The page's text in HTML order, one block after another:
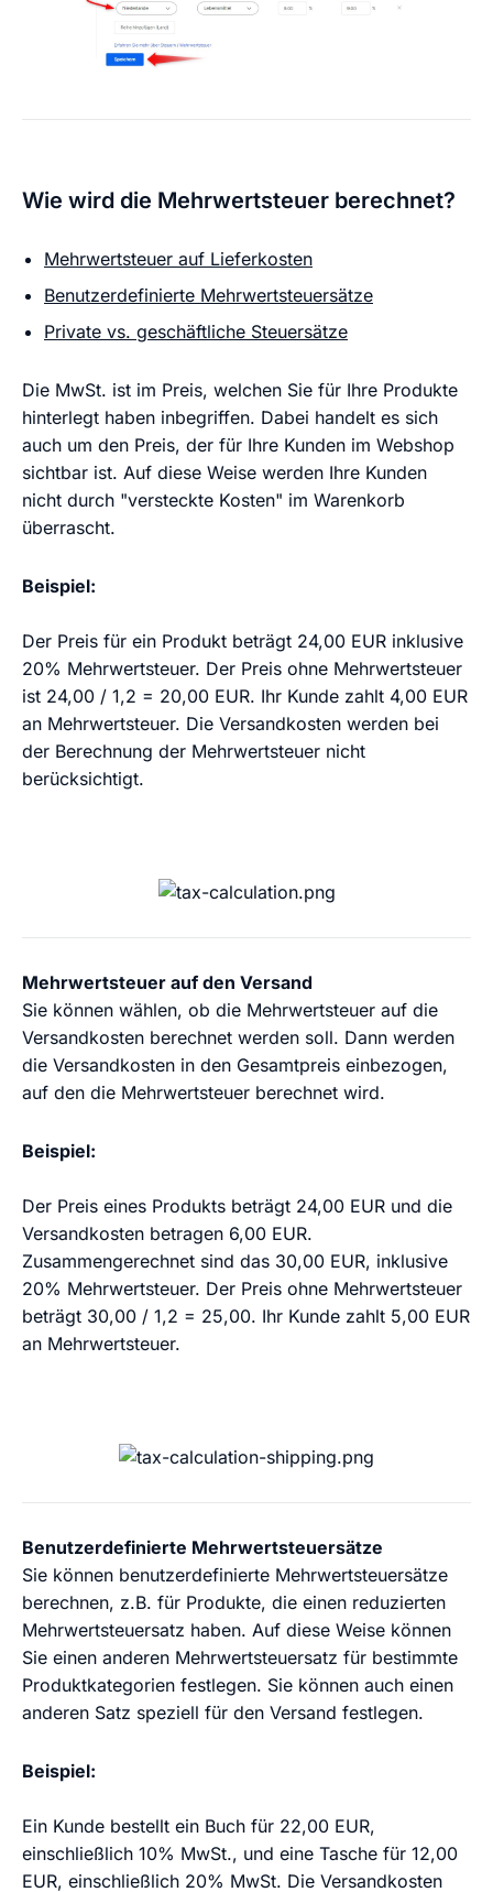
Wie wird die Mehrwertsteuer berechnet?
Mehrwertsteuer auf Lieferkosten
Benutzerdefinierte Mehrwertsteuersätze
Private vs. geschäftliche Steuersätze
Die MwSt. ist im Preis, welchen Sie für Ihre Produkte
hinterlegt haben inbegriffen. Dabei handelt es sich
auch um den Preis, der für Ihre Kunden im Webshop
sichtbar ist. Auf diese Weise werden Ihre Kunden
nicht durch "versteckte Kosten" im Warenkorb
überrascht.
Beispiel:
Der Preis für ein Produkt beträgt 24,00 EUR inklusive
20% Mehrwertsteuer. Der Preis ohne Mehrwertsteuer
ist 24,00 / 1,2 = 20,00 EUR. Ihr Kunde zahlt 4,00 EUR
an Mehrwertsteuer. Die Versandkosten werden bei
der Berechnung der Mehrwertsteuer nicht
berücksichtigt.
Mehrwertsteuer auf den Versand
Sie können wählen, ob die Mehrwertsteuer auf die
Versandkosten berechnet werden soll. Dann werden
die Versandkosten in den Gesamtpreis einbezogen,
auf den die Mehrwertsteuer berechnet wird.
Beispiel:
Der Preis eines Produkts beträgt 24,00 EUR und die
Versandkosten betragen 6,00 EUR.
Zusammengerechnet sind das 30,00 EUR, inklusive
20% Mehrwertsteuer. Der Preis ohne Mehrwertsteuer
beträgt 30,00 / 1,2 = 25,00. Ihr Kunde zahlt 5,00 EUR
an Mehrwertsteuer.
Benutzerdefinierte Mehrwertsteuersätze
Sie können benutzerdefinierte Mehrwertsteuersätze
berechnen, z.B. für Produkte, die einen reduzierten
Mehrwertsteuersatz haben. Auf diese Weise können
Sie einen anderen Mehrwertsteuersatz für bestimmte
Produktkategorien festlegen. Sie können auch einen
anderen Satz speziell für den Versand festlegen.
Beispiel:
Ein Kunde bestellt ein Buch für 22,00 EUR,
einschließlich 10% MwSt., und eine Tasche für 12,00
EUR, einschließlich 20% MwSt. Die Versandkosten